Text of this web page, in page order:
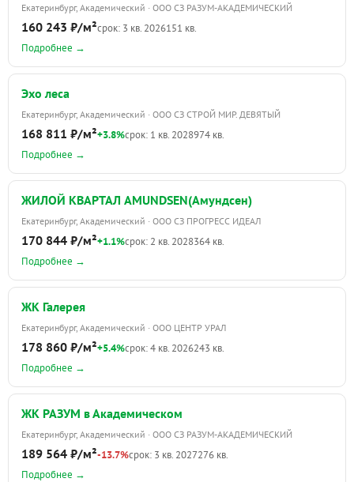
Екатеринбург, Академический · ООО СЗ РАЗУМ-АКАДЕМИЧЕСКИЙ
160 243 ₽/м²срок: 3 кв. 2026151 кв.
Подробнее →
Эхо леса
Екатеринбург, Академический · ООО СЗ СТРОЙ МИР. ДЕВЯТЫЙ
168 811 ₽/м²+3.8%срок: 1 кв. 2028974 кв.
Подробнее →
ЖИЛОЙ КВАРТАЛ AMUNDSEN(Амундсен)
Екатеринбург, Академический · ООО СЗ ПРОГРЕСС ИДЕАЛ
170 844 ₽/м²+1.1%срок: 2 кв. 2028364 кв.
Подробнее →
ЖК Галерея
Екатеринбург, Академический · ООО ЦЕНТР УРАЛ
178 860 ₽/м²+5.4%срок: 4 кв. 2026243 кв.
Подробнее →
ЖК РАЗУМ в Академическом
Екатеринбург, Академический · ООО СЗ РАЗУМ-АКАДЕМИЧЕСКИЙ
189 564 ₽/м²-13.7%срок: 3 кв. 2027276 кв.
Подробнее →